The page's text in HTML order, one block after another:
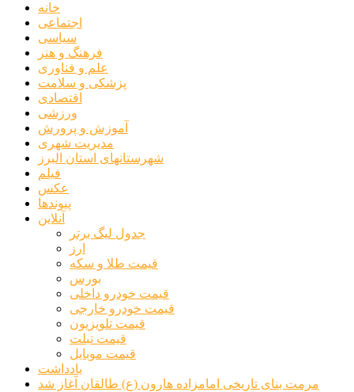
خانه
اجتماعی
سیاسی
فرهنگ و هنر
علم و فناوری
پزشکی و سلامت
اقتصادی
ورزشی
آموزش و پرورش
مدیریت شهری
شهرستانهای استان البرز
فیلم
عکس
پیوندها
آنلاین
جدول لیگ برتر
ارز
قیمت طلا و سکه
بورس
قیمت خودرو داخلی
قیمت خودرو خارجی
قیمت تلویزیون
قیمت تبلت
قیمت موبایل
یادداشت
مرمت بنای تاریخی امامزاده هارون (ع) طالقان آغاز شد